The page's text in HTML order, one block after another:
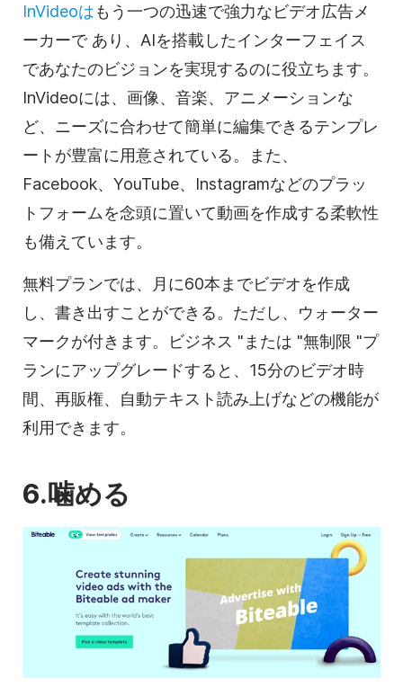
InVideoはもう一つの迅速で強力なビデオ広告メ
ーカーであり、AIを搭載したインターフェイス
であなたのビジョンを実現するのに役立ちます。
InVideoには、画像、音楽、アニメーションな
ど、ニーズに合わせて簡単に編集できるテンプレ
ートが豊富に用意されている。また、
Facebook、YouTube、Instagramなどのプラッ
トフォームを念頭に置いて動画を作成する柔軟性
も備えています。
無料プランでは、月に60本までビデオを作成
し、書き出すことができる。ただし、ウォーター
マークが付きます。ビジネス "または "無制限 "プ
ランにアップグレードすると、15分のビデオ時
間、再販権、自動テキスト読み上げなどの機能が
利用できます。
6.噛める